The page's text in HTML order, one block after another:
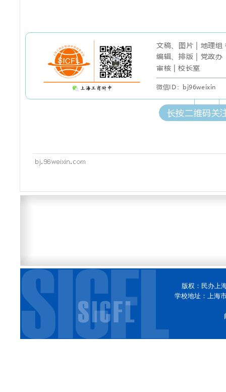
版权：民办上
学校地址：上海